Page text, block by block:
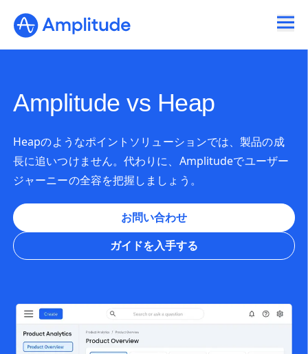
Amplitude vs Heap
Heapのようなポイントソリューションでは、製品の成
ジャーニーの全容を把握しましょう。
お問い合わせ
See the steps